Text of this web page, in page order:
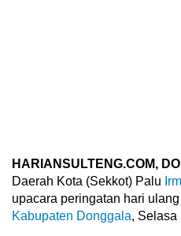
HARIANSULTENG.COM,
Daerah Kota (Sekkot) Palu
upacara peringatan hari
Kabupaten Donggala, Selasa